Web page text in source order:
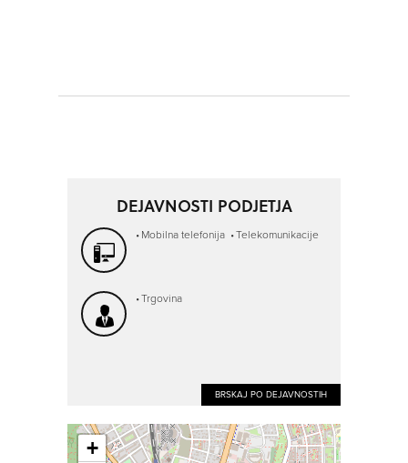
DEJAVNOSTI PODJETJA
Mobilna telefonija Telekomunikacije
Trgovina
BRSKAJ PO DEJAVNOSTIH
+